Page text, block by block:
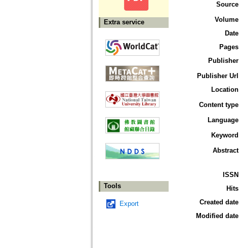
Extra service
Tools
Export
Source
Volume
Date
Pages
Publisher
Publisher Url
Location
Content type
Language
Keyword
Abstract
ISSN
Hits
Created date
Modified date